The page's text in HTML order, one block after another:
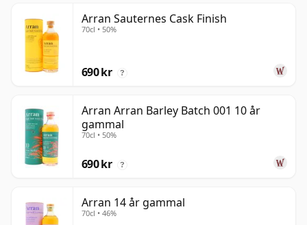
Arran Sauternes Cask Finish
70cl • 50%
690 kr ?
Arran Arran Barley Batch 001 10 år
gammal
70cl • 50%
690 kr ?
Arran 14 år gammal
70cl • 46%